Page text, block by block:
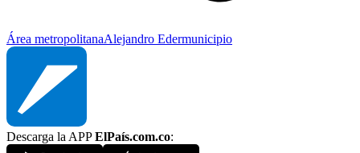
Área metropolitanaAlejandro Edermunicipio
Descarga la APPElPaís.com.co: